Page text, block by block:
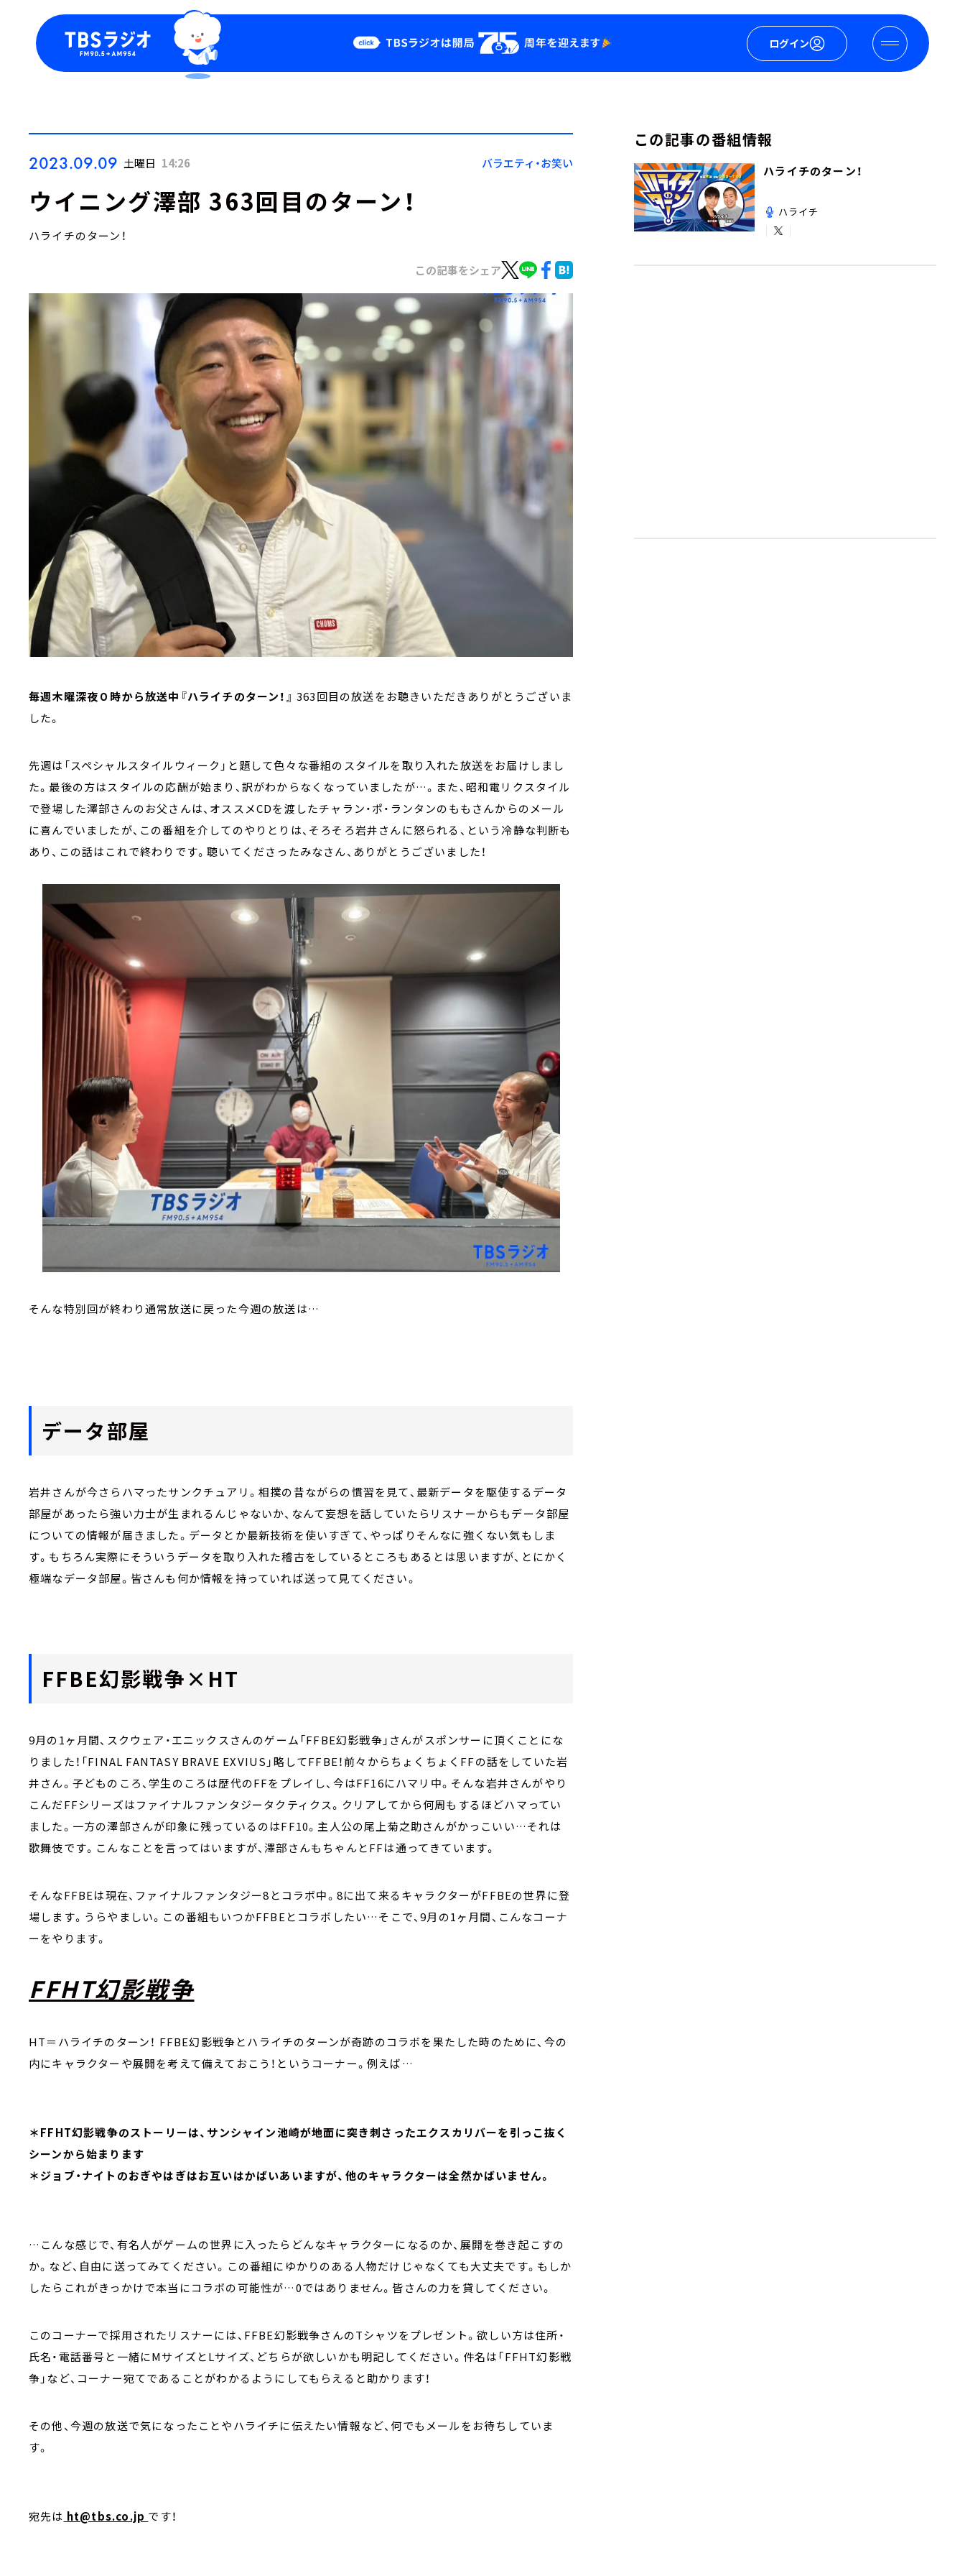
ログイン
Podcast
YouTube
会社情報
2023.09.09 土曜日 14:26 バラエティ・お笑い
ウイニング澤部 363回目のターン！
ハライチのターン！
この記事をシェア
毎週木曜深夜０時から放送中『ハライチのターン！』 363回目の放送をお聴きいただきありがとうございま
した。
先週は「スペシャルスタイルウィーク」と題して色々な番組のスタイルを取り入れた放送をお届けしまし
た。最後の方はスタイルの応酬が始まり、訳がわからなくなっていましたが…。また、昭和電リクスタイル
で登場した澤部さんのお父さんは、オススメCDを渡したチャラン・ポ・ランタンのももさんからのメール
に喜んでいましたが、この番組を介してのやりとりは、そろそろ岩井さんに怒られる、という冷静な判断も
あり、この話はこれで終わりです。聴いてくださったみなさん、ありがとうございました！
そんな特別回が終わり通常放送に戻った今週の放送は…
データ部屋
岩井さんが今さらハマったサンクチュアリ。相撲の昔ながらの慣習を見て、最新データを駆使するデータ
部屋があったら強い力士が生まれるんじゃないか、なんて妄想を話していたらリスナーからもデータ部屋
についての情報が届きました。データとか最新技術を使いすぎて、やっぱりそんなに強くない気もしま
す。もちろん実際にそういうデータを取り入れた稽古をしているところもあるとは思いますが、とにかく
極端なデータ部屋。皆さんも何か情報を持っていれば送って見てください。
FFBE幻影戦争×HT
9月の1ヶ月間、スクウェア・エニックスさんのゲーム「FFBE幻影戦争」さんがスポンサーに頂くことにな
りました！「FINAL FANTASY BRAVE EXVIUS」略してFFBE！前々からちょくちょくFFの話をしていた岩
井さん。子どものころ、学生のころは歴代のFFをプレイし、今はFF16にハマリ中。そんな岩井さんがやり
こんだFFシリーズはファイナルファンタジータクティクス。クリアしてから何周もするほどハマってい
ました。一方の澤部さんが印象に残っているのはFF10。主人公の尾上菊之助さんがかっこいい…それは
歌舞伎です。こんなことを言ってはいますが、澤部さんもちゃんとFFは通ってきています。
そんなFFBEは現在、ファイナルファンタジー8とコラボ中。8に出て来るキャラクターがFFBEの世界に登
場します。うらやましい。この番組もいつかFFBEとコラボしたい…そこで、9月の1ヶ月間、こんなコーナ
ーをやります。
FFHT幻影戦争
HT＝ハライチのターン！ FFBE幻影戦争とハライチのターンが奇跡のコラボを果たした時のために、今の
内にキャラクターや展開を考えて備えておこう！というコーナー。例えば…
＊FFHT幻影戦争のストーリーは、サンシャイン池崎が地面に突き刺さったエクスカリバーを引っこ抜く
シーンから始まります
＊ジョブ・ナイトのおぎやはぎはお互いはかばいあいますが、他のキャラクターは全然かばいません。
…こんな感じで、有名人がゲームの世界に入ったらどんなキャラクターになるのか、展開を巻き起こすの
か。など、自由に送ってみてください。この番組にゆかりのある人物だけじゃなくても大丈夫です。もしか
したらこれがきっかけで本当にコラボの可能性が…0ではありません。皆さんの力を貸してください。
このコーナーで採用されたリスナーには、FFBE幻影戦争さんのTシャツをプレゼント。欲しい方は住所・
氏名・電話番号と一緒にMサイズとLサイズ、どちらが欲しいかも明記してください。件名は「FFHT幻影戦
争」など、コーナー宛てであることがわかるようにしてもらえると助かります！
その他、今週の放送で気になったことやハライチに伝えたい情報など、何でもメールをお待ちしていま
す。
宛先は ht@tbs.co.jp です！
この記事の番組情報
ハライチのターン！
ハライチ